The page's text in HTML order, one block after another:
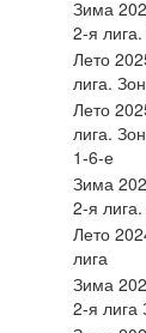
Зима
2-я
Лето
лига.
Лето
лига.
1-6-е
Зима
2-я
Лето
лига
Зима
2-я лига